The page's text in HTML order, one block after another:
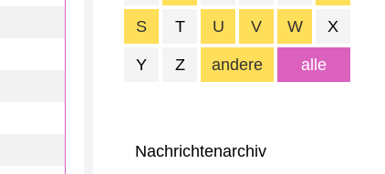
Nachrichtenarchiv
alle
S T U V W X
Y Z andere